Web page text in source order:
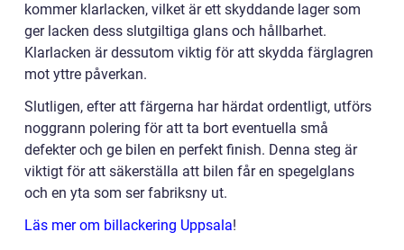
kommer klarlacken, vilket är ett skyddande lager som
ger lacken dess slutgiltiga glans och hållbarhet.
Klarlacken är dessutom viktig för att skydda färglagren
mot yttre påverkan.
Slutligen, efter att färgerna har härdat ordentligt, utförs
noggrann polering för att ta bort eventuella små
defekter och ge bilen en perfekt finish. Denna steg är
viktigt för att säkerställa att bilen får en spegelglans
och en yta som ser fabriksny ut.
Läs mer om billackering Uppsala!